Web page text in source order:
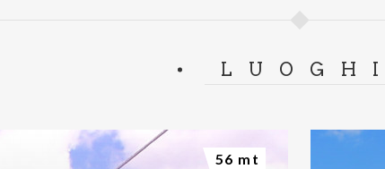
LUOGHI
56 mt